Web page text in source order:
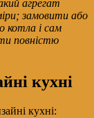
агрегат
замовити або
котла і сам
повністю
кухні
кухні: